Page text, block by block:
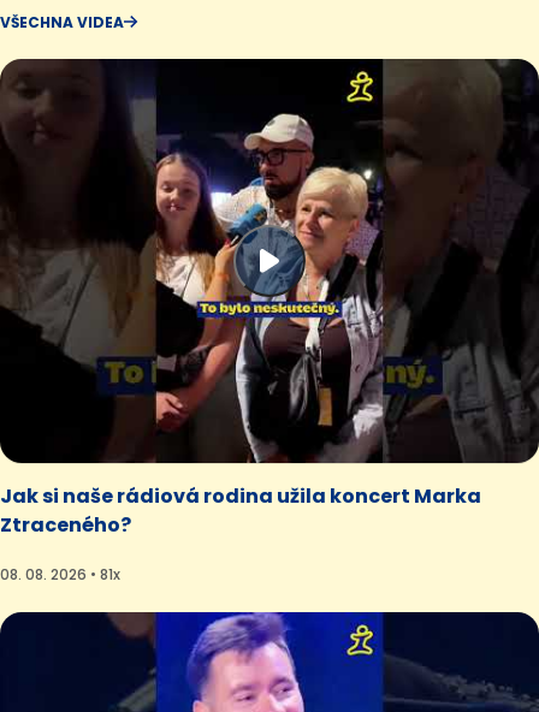
VŠECHNA VIDEA
Jak si naše rádiová rodina užila koncert Marka
Ztraceného?
08. 08. 2026 • 81x